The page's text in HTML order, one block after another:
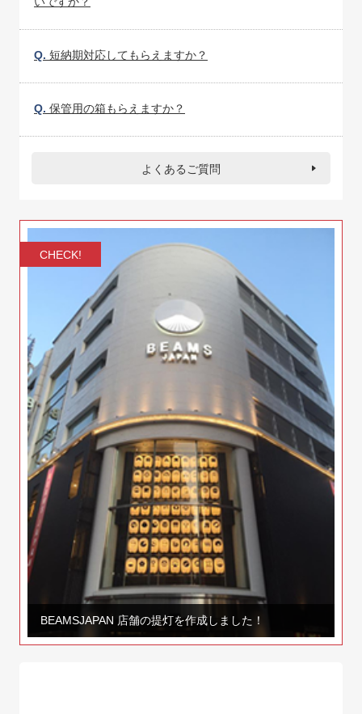
Q. 短納期対応してもらえますか？
Q. 保管用の箱もらえますか？
よくあるご質問
CHECK!
BEAMSJAPAN 店舗の提灯を作成しました！